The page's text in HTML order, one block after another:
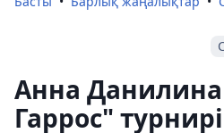
Анна
Гаррос"